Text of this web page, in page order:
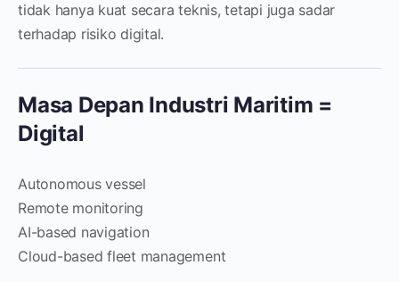
tidak hanya kuat secara teknis, tetapi juga sadar
terhadap risiko digital.
Masa Depan Industri Maritim =
Digital
Autonomous vessel
Remote monitoring
AI-based navigation
Cloud-based fleet management